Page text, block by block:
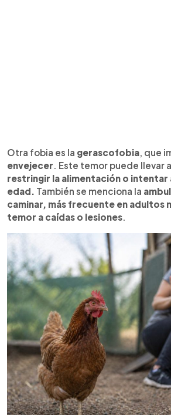
Otra fobia es la gerascofobia, que
envejecer. Este temor puede llevar a
restringir la alimentación o intentar
edad. También se menciona la
caminar, más frecuente en adultos
temor a caídas o lesiones.